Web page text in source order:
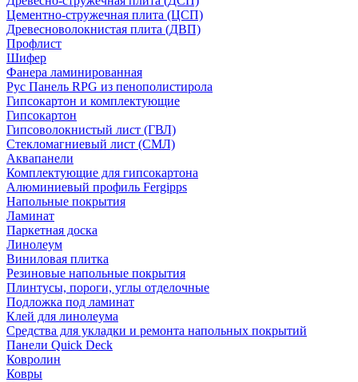
Цементно-стружечная плита (ЦСП)
Древесноволокнистая плита (ДВП)
Профлист
Шифер
Фанера ламинированная
Рус Панель RPG из пенополистирола
Гипсокартон и комплектующие
Гипсокартон
Гипсоволокнистый лист (ГВЛ)
Стекломагниевый лист (СМЛ)
Аквапанели
Комплектующие для гипсокартона
Алюминиевый профиль Fergipps
Напольные покрытия
Ламинат
Паркетная доска
Линолеум
Виниловая плитка
Резиновые напольные покрытия
Плинтусы, пороги, углы отделочные
Подложка под ламинат
Клей для линолеума
Средства для укладки и ремонта напольных покрытий
Панели Quick Deck
Ковролин
Ковры